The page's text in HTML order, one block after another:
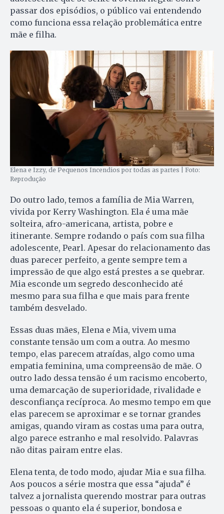
passar dos episódios, o público vai entendendo
como funciona essa relação problemática entre
mãe e filha.
Elena e Izzy, de Pequenos Incendios por todas as partes | Foto:
Reprodução
Do outro lado, temos a família de Mia Warren,
vivida por Kerry Washington. Ela é uma mãe
solteira, afro-americana, artista, pobre e
itinerante. Sempre rodando o país com sua filha
adolescente, Pearl. Apesar do relacionamento das
duas parecer perfeito, a gente sempre tem a
impressão de que algo está prestes a se quebrar.
Mia esconde um segredo desconhecido até
mesmo para sua filha e que mais para frente
também desvelado.
Essas duas mães, Elena e Mia, vivem uma
constante tensão um com a outra. Ao mesmo
tempo, elas parecem atraídas, algo como uma
empatia feminina, uma compreensão de mãe. O
outro lado dessa tensão é um racismo encoberto,
uma demarcação de superioridade, rivalidade e
desconfiança recíproca. Ao mesmo tempo em que
elas parecem se aproximar e se tornar grandes
amigas, quando viram as costas uma para outra,
algo parece estranho e mal resolvido. Palavras
não ditas pairam entre elas.
Elena tenta, de todo modo, ajudar Mia e sua filha.
Aos poucos a série mostra que essa “ajuda” é
talvez a jornalista querendo mostrar para outras
pessoas o quanto ela é superior, bondosa e